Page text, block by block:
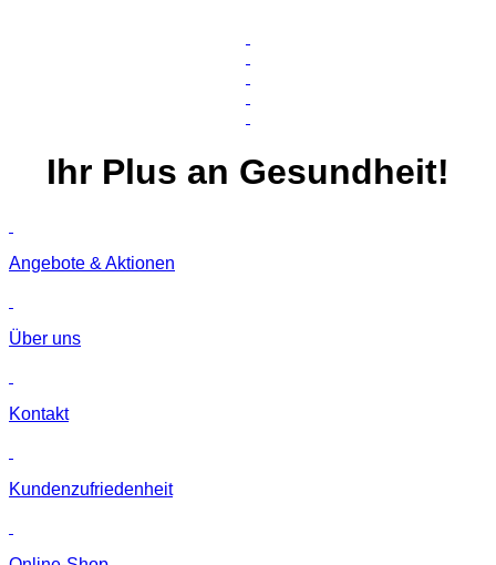
Ihr Plus an Gesundheit!
Angebote & Aktionen
Über uns
Kontakt
Kunden­zufriedenheit